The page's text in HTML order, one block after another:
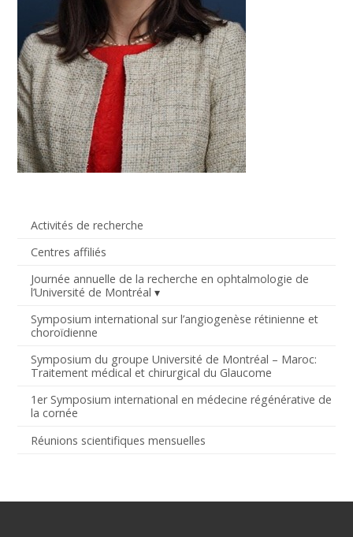
Activités de recherche
Centres affiliés
Journée annuelle de la recherche en ophtalmologie de
l’Université de Montréal
Symposium international sur l’angiogenèse rétinienne et
choroïdienne
Symposium du groupe Université de Montréal – Maroc:
Traitement médical et chirurgical du Glaucome
1er Symposium international en médecine régénérative de
la cornée
Réunions scientifiques mensuelles